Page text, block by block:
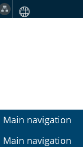
Main navigation
Main navigation